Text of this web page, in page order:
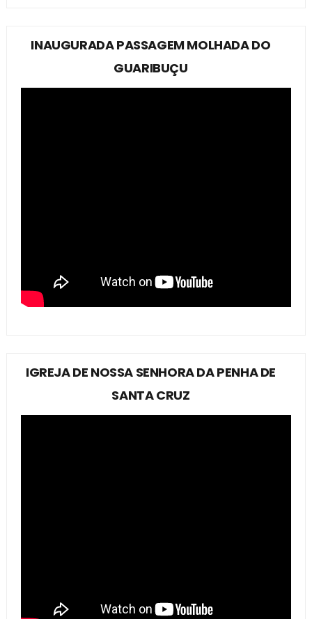
INAUGURADA PASSAGEM MOLHADA DO
GUARIBUÇU
IGREJA DE NOSSA SENHORA DA PENHA DE
SANTA CRUZ